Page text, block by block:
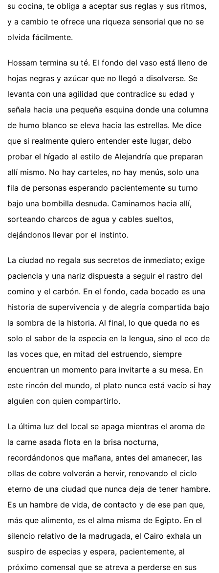
su cocina, te obliga a aceptar sus reglas y sus ritmos,
y a cambio te ofrece una riqueza sensorial que no se
olvida fácilmente.
Hossam termina su té. El fondo del vaso está lleno de
hojas negras y azúcar que no llegó a disolverse. Se
levanta con una agilidad que contradice su edad y
señala hacia una pequeña esquina donde una columna
de humo blanco se eleva hacia las estrellas. Me dice
que si realmente quiero entender este lugar, debo
probar el hígado al estilo de Alejandría que preparan
allí mismo. No hay carteles, no hay menús, solo una
fila de personas esperando pacientemente su turno
bajo una bombilla desnuda. Caminamos hacia allí,
sorteando charcos de agua y cables sueltos,
dejándonos llevar por el instinto.
La ciudad no regala sus secretos de inmediato; exige
paciencia y una nariz dispuesta a seguir el rastro del
comino y el carbón. En el fondo, cada bocado es una
historia de supervivencia y de alegría compartida bajo
la sombra de la historia. Al final, lo que queda no es
solo el sabor de la especia en la lengua, sino el eco de
las voces que, en mitad del estruendo, siempre
encuentran un momento para invitarte a su mesa. En
este rincón del mundo, el plato nunca está vacío si hay
alguien con quien compartirlo.
La última luz del local se apaga mientras el aroma de
la carne asada flota en la brisa nocturna,
recordándonos que mañana, antes del amanecer, las
ollas de cobre volverán a hervir, renovando el ciclo
eterno de una ciudad que nunca deja de tener hambre.
Es un hambre de vida, de contacto y de ese pan que,
más que alimento, es el alma misma de Egipto. En el
silencio relativo de la madrugada, el Cairo exhala un
suspiro de especias y espera, pacientemente, al
próximo comensal que se atreva a perderse en sus